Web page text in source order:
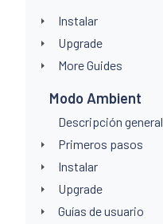
Instalar
Upgrade
More Guides
Modo Ambient
Descripción general
Primeros pasos
Instalar
Upgrade
Guías de usuario